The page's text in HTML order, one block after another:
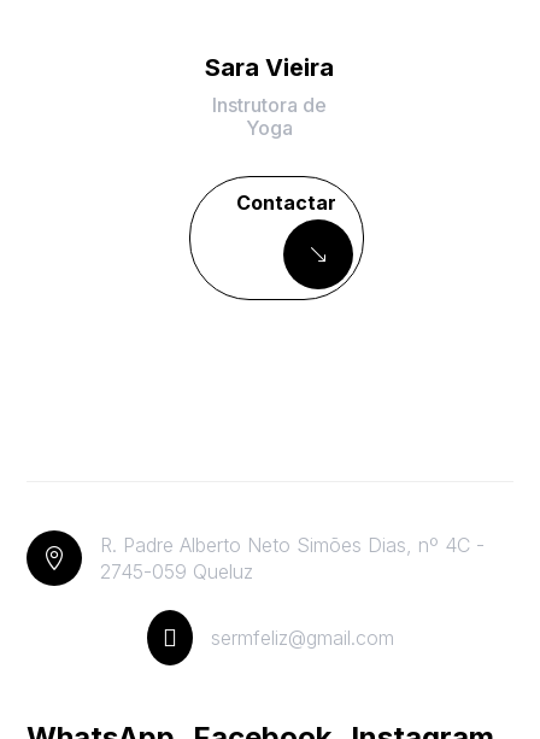
Sara Vieira
Instrutora de
Yoga
Contactar

R. Padre Alberto Neto Simões Dias, nº 4C -
2745-059 Queluz
 sermfeliz@gmail.com